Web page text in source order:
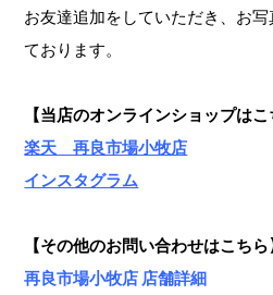
お友達追加をしていただき、お
ております。
【当店のオンラインショップはこ
楽天 再良市場小牧店
インスタグラム
【その他のお問い合わせはこちら
再良市場小牧店 店舗詳細